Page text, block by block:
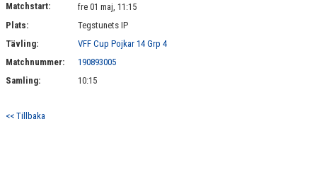
MATCHER
BILDGALLERI
Matchstart:
fre 01 maj, 11:15
Plats:
Tegstunets IP
Tävling:
VFF Cup Pojkar 14 Grp 4
Matchnummer:
190893005
Samling:
10:15
<< Tillbaka